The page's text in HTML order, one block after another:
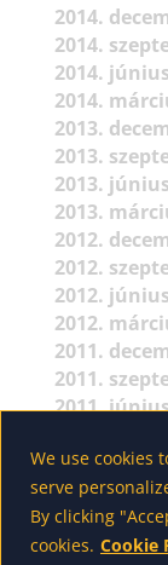
We use cookies
serve
By clicking
cookies. Cookie
2014.
2014.
2014. június
2014.
2013.
2013.
2013. június
2013.
2012.
2012.
2012. június
2012.
2011.
2011.
2011.
2010.
2010.
2010.
2010.